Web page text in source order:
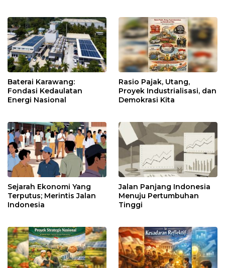
Baterai Karawang:
Fondasi Kedaulatan
Energi Nasional
Rasio Pajak, Utang,
Proyek Industrialisasi, dan
Demokrasi Kita
Sejarah Ekonomi Yang
Terputus; Merintis Jalan
Indonesia
Jalan Panjang Indonesia
Menuju Pertumbuhan
Tinggi